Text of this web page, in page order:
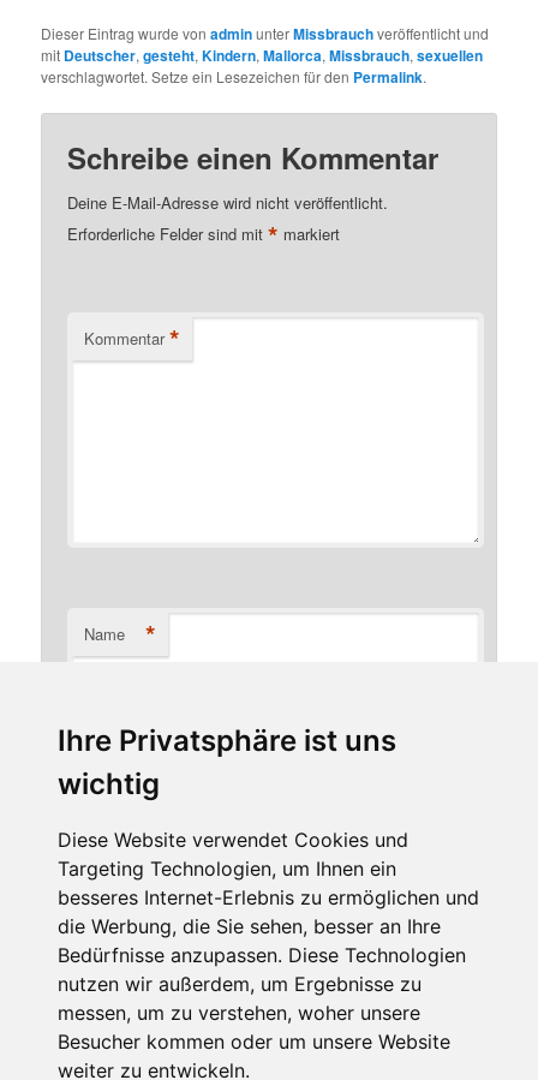
Ihre Privatsphäre ist uns
wichtig
Diese Website verwendet Cookies und
Targeting Technologien, um Ihnen ein
besseres Internet-Erlebnis zu ermöglichen und
die Werbung, die Sie sehen, besser an Ihre
Bedürfnisse anzupassen. Diese Technologien
nutzen wir außerdem, um Ergebnisse zu
messen, um zu verstehen, woher unsere
Besucher kommen oder um unsere Website
weiter zu entwickeln.
Dieser Eintrag wurde vonadminunterMissbrauchveröffentlicht und
mit Deutscher,gesteht,Kindern,Mallorca,Missbrauch,sexuellen
verschlagwortet. Setze ein Lesezeichen für den Permalink.
Schreibe einen Kommentar
Deine E-Mail-Adresse wird nicht veröffentlicht.
Erforderliche Felder sind mit* markiert
Kommentar *
Name *
E-Mail-Adresse *
Website